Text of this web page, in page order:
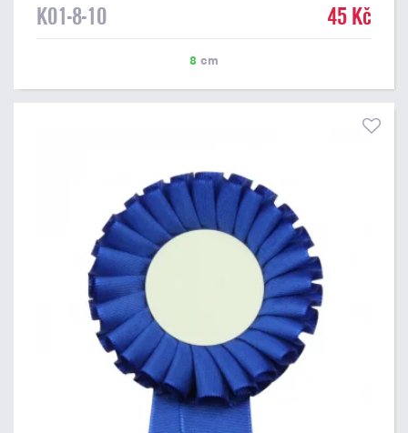
K01-8-10 45 Kč
8 cm